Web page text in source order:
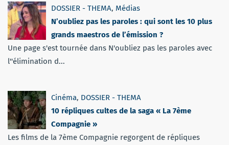
DOSSIER - THEMA, Médias
N’oubliez pas les paroles : qui sont les 10 plus
grands maestros de l’émission ?
Une page s'est tournée dans N'oubliez pas les paroles avec
l''élimination d...
Cinéma, DOSSIER - THEMA
10 répliques cultes de la saga « La 7ème
Compagnie »
Les films de la 7ème Compagnie regorgent de répliques